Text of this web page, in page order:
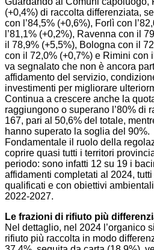
(+0,4%) di raccolta differenziata,
con l’84,5% (+0,6%), Forlì con
l’81,1% (+0,2%), Ravenna con il
il 78,9% (+5,5%), Bologna con il
con il 72,0% (+0,7%) e Rimini con
va segnalato che non è ancora
affidamento del servizio,
investimenti per migliorare
Continua a crescere anche la
raggiungono o superano l’80% di
167, pari al 50,6% del totale,
hanno superato la soglia del 90%.
Fondamentale il ruolo della
coprire quasi tutti i territori
periodo: sono infatti 12 su 19 i
affidamenti completati al 2024,
qualificati e con obiettivi
2022-2027.
Le frazioni di rifiuto più
Nel dettaglio, nel 2024 l’organico
rifiuto più raccolta in modo